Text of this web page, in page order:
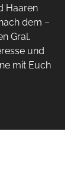
Haaren
dem –
Gral.
und
mit Euch